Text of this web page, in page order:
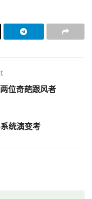
位奇葩跟风者
系统演变考